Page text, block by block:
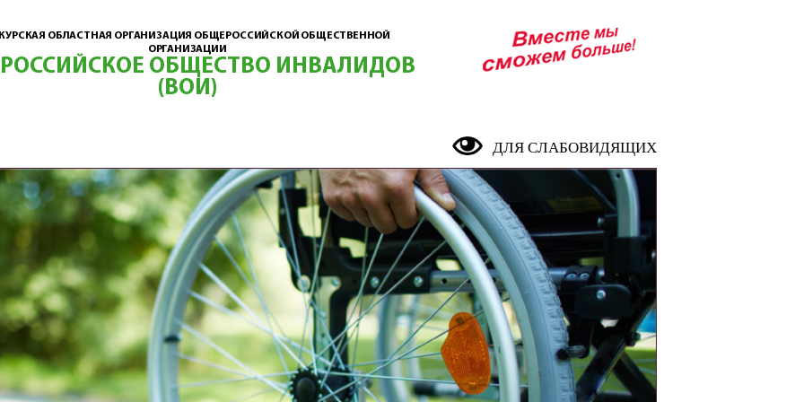
ОБЛАСТНАЯ ОРГАНИЗАЦИЯ ОБЩЕРОССИЙСКОЙ ОБЩЕСТВЕННОЙ
ОРГАНИЗАЦИИ
ОБЩЕСТВО ИНВАЛИДОВ
(ВОИ)
ДЛЯ СЛАБОВИДЯЩИХ